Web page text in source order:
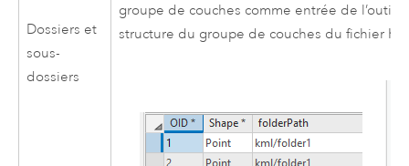
Dossiers et
sous-
dossiers
groupe de couches comme entrée de l’outil
structure du groupe de couches du fichier